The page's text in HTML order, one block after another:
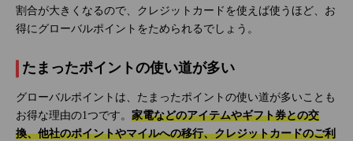
割合が大きくなるので、クレジットカードを使えば使うほど、お
得にグローバルポイントをためられるでしょう。
たまったポイントの使い道が多い
グローバルポイントは、たまったポイントの使い道が多いことも
お得な理由の1つです。 家電などのアイテムやギフト券との交
換、他社のポイントやマイルへの移行、クレジットカードのご利